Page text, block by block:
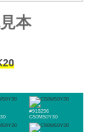
本
#918296
C50M50Y30